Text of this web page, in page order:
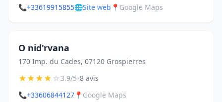
📞+33619915855🌐Site web 📍 Google Maps
O nid'rvana
170 Imp. du Cades, 07120 Grospierres
★★★★☆3.9/5•8 avis
📞+33606844127 📍 Google Maps